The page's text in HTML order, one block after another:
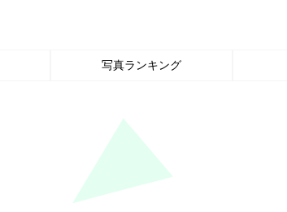
写真ランキング